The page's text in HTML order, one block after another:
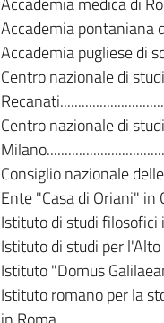
Accademia pontaniana
Accademia pugliese di
Centro nazionale di
Centro nazionale di
Consiglio nazionale
Ente "Casa di Oriani" in
Istituto di studi filosofici
Istituto di studi per
Istituto "Domus
Istituto romano per la